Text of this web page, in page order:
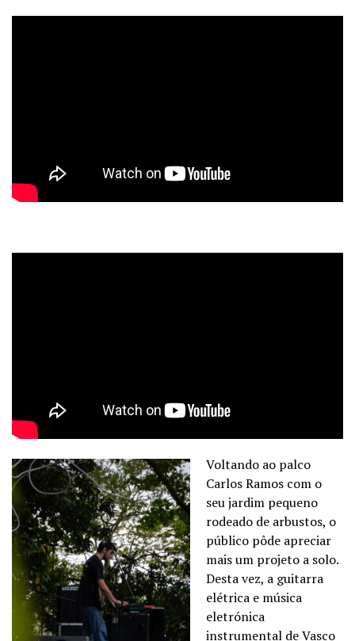
Voltando ao palco
Carlos Ramos com o
seu jardim pequeno
rodeado de arbustos, o
público pôde apreciar
mais um projeto a solo.
Desta vez, a guitarra
elétrica e música
eletrónica
instrumental de Vasco